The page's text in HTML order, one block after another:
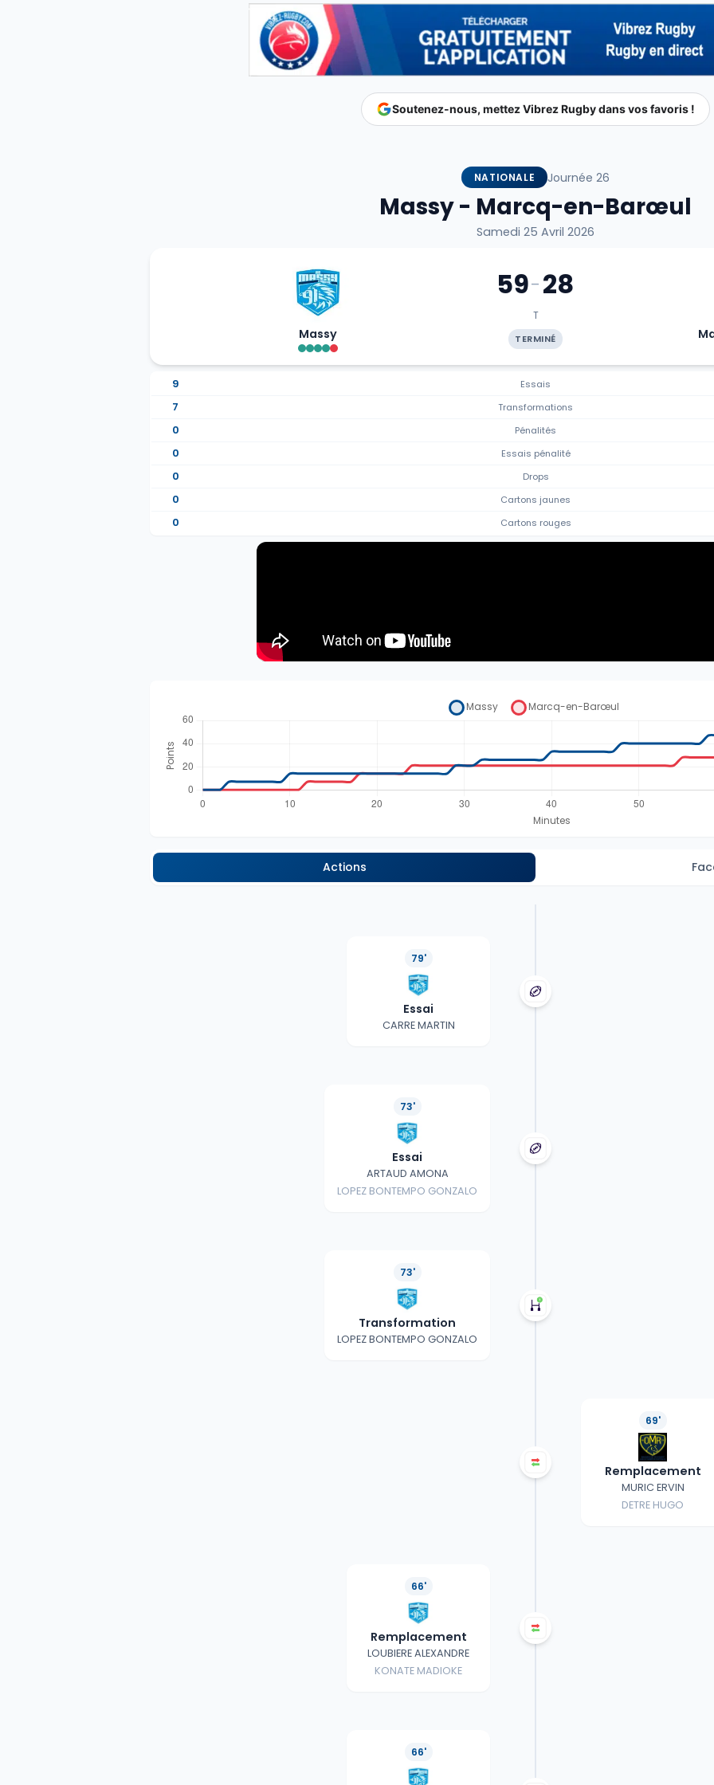
Soutenez-nous, mettez Vibrez Rugby dans vos favoris !
NATIONALE Journée 26
Massy - Marcq-en-Barœul
Samedi 25 Avril 2026
Massy
59-28
T
TERMINÉ
9 Essais
7
Transformations
0
Pénalités
0
Essais pénalité
0
Drops
0
Cartons jaunes
0
Cartons rouges
Actions
79'
Essai
CARRE MARTIN
73'
Essai
ARTAUD AMONA
LOPEZ BONTEMPO GONZALO
73'
Transformation
LOPEZ BONTEMPO GONZALO
69'
Remplacement
MURIC ERVIN
DETRE HUGO
66'
Remplacement
LOUBIERE ALEXANDRE
KONATE MADIOKE
66'